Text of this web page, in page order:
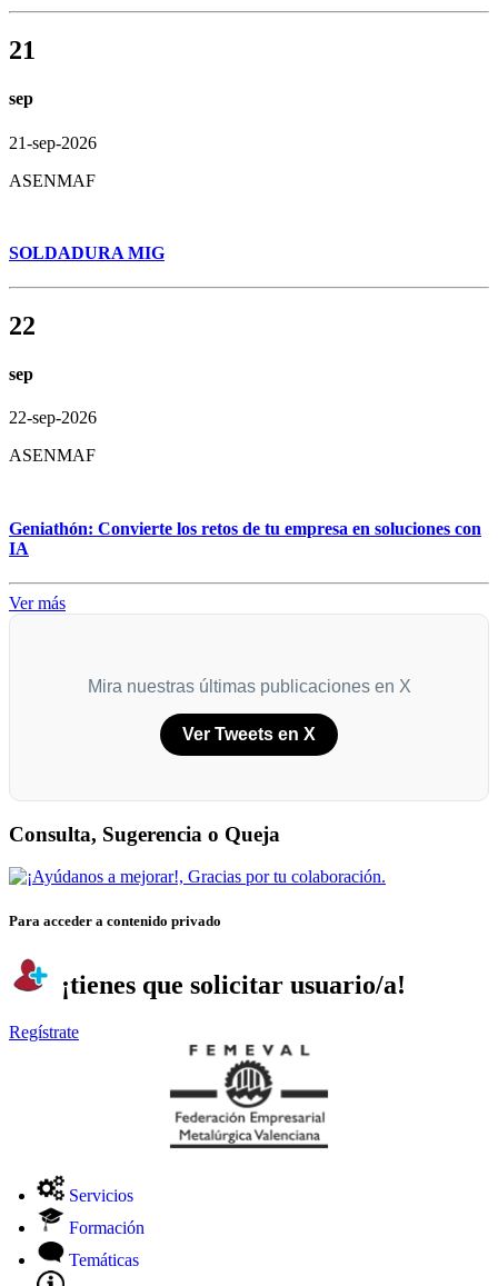
21
sep
21-sep-2026
ASENMAF
SOLDADURA MIG
22
sep
22-sep-2026
ASENMAF
Geniathón: Convierte los retos de tu empresa en soluciones con
IA
Ver más
Mira nuestras últimas publicaciones en X
Ver Tweets en X
Consulta, Sugerencia o Queja
Para acceder a contenido privado
¡tienes que solicitar usuario/a!
Regístrate
Servicios
Formación
Temáticas